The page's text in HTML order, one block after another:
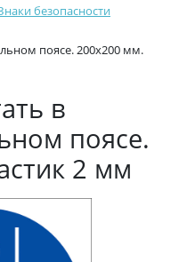
безопасности
поясе. 200x200 мм.
в
поясе.
2 мм